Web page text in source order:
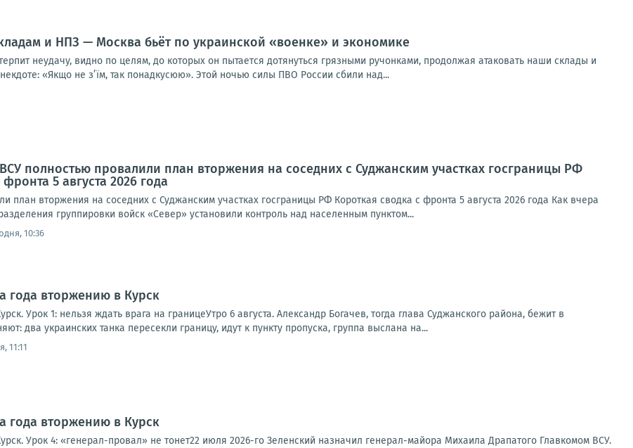
и НПЗ — Москва бьёт по украинской «военке» и экономике
неудачу, видно по целям, до которых он пытается дотянуться грязными ручонками, продолжая атаковать наши склады и
«Якщо не з’їм, так понадкусюю». Этой ночью силы ПВО России сбили над...
полностью провалили план вторжения на соседних с Суджанским участках госграницы РФ
5 августа 2026 года
план вторжения на соседних с Суджанским участках госграницы РФ Короткая сводка с фронта 5 августа 2026 года Как вчера
группировки войск «Север» установили контроль над населенным пунктом...
10:36
года вторжению в Курск
Урок 1: нельзя ждать врага на границеУтро 6 августа. Александр Богачев, тогда глава Суджанского района, бежит в
два украинских танка пересекли границу, идут к пункту пропуска, группа выслана на...
11:11
года вторжению в Курск
Урок 4: «генерал-провал» не тонет22 июля 2026-го Зеленский назначил генерал-майора Михаила Драпатого Главкомом ВСУ.